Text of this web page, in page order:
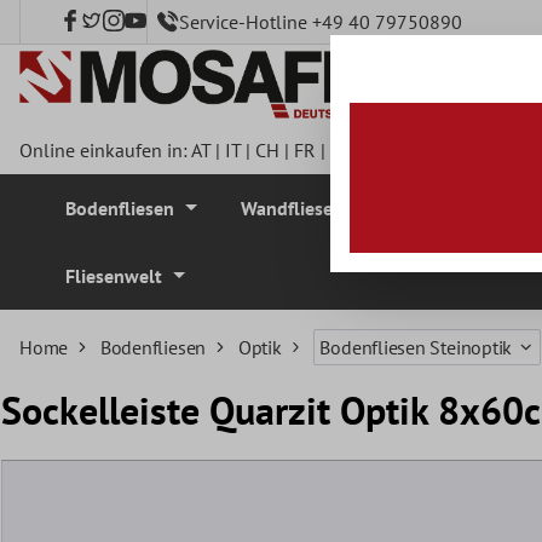
springen Service-Hotline +49 40 79750890
Online einkaufen in:AT| IT| CH | FR |
Bodenfliesen Wandfliesen
Fliesenwelt
Home Bodenfliesen Optik Bodenfliesen Steinoptik
Sockelleiste Quarzit Optik